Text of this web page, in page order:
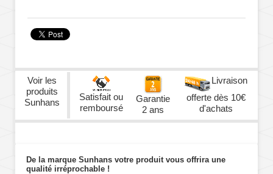
Voir les
produits
Sunhans
Satisfait ou
remboursé
Garantie
2 ans
Livraison
offerte dès 10€
d'achats
De la marque Sunhans votre produit vous offrira une
qualité irréprochable !